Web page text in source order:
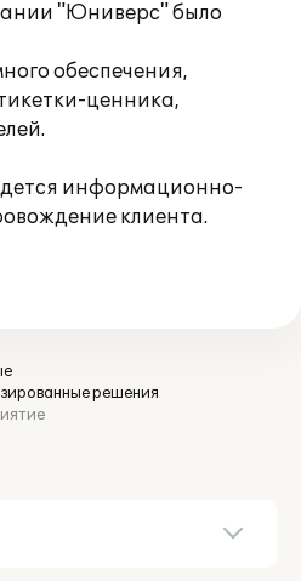
"Юниверс" было
обеспечения,
ценника,
информационно-
клиента.
решения